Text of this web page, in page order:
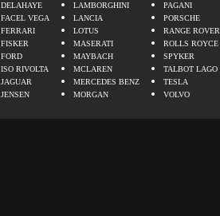
DELAHAYE
FACEL VEGA
FERRARI
FISKER
FORD
ISO RIVOLTA
JAGUAR
JENSEN
LAMBORGHINI
LANCIA
LOTUS
MASERATI
MAYBACH
MCLAREN
MERCEDES BENZ
MORGAN
PAGANI
PORSCHE
RANGE ROVER
ROLLS ROYCE
SPYKER
TALBOT LAGO
TESLA
VOLVO